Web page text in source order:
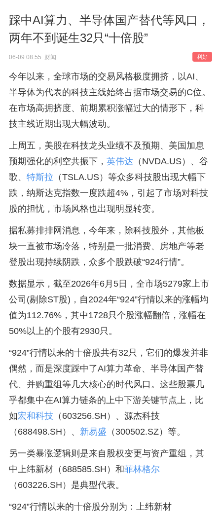
踩中AI算力、半导体国产替代等风口，
两年不到诞生32只“十倍股”
06-09 08:55 财闻 利好
今年以来，全球市场的交易风格极度拥挤，以AI、
半导体为代表的科技主线始终占据市场交易的C位。
在市场高拥挤度、前期累积涨幅过大的情形下，科
技主线近期出现大幅波动。
上周五，美股在科技龙头业绩不及预期、美国加息
预期强化的利空共振下， 英伟达 （NVDA.US）、谷
歌、 特斯拉 （TSLA.US）等众多科技股出现大幅下
跌，纳斯达克指数一度跌超4%，引起了市场对科技
股的担忧，市场风格也出现明显转变。
据私募排排网消息，今年来，除科技股外，其他板
块一直被市场冷落，特别是一批消费、房地产等老
登股出现持续阴跌，众多个股跌破“924行情”。
数据显示，截至2026年6月5日，全市场5279家上市
公司(剔除ST股)，自2024年“924”行情以来的涨幅均
值为112.76%，其中1728只个股涨幅翻倍，涨幅在
50%以上的个股有2930只。
“924”行情以来的十倍股共有32只，它们的爆发并非
偶然，而是深度踩中了AI算力革命、半导体国产替
代、并购重组等几大核心的时代风口。这些股票几
乎都集中在AI算力链条的上中下游关键节点上，比
如宏和科技 （603256.SH）、源杰科技
（688498.SH）、 新易盛 （300502.SZ）等。
另一类暴涨逻辑则是来自股权变更与资产重组，其
中上纬新材（688585.SH）和菲林格尔
（603226.SH）是典型代表。
“924”行情以来的十倍股分别为：上纬新材